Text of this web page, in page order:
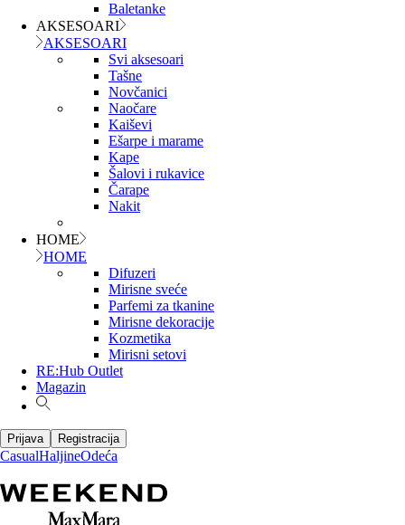
Baletanke
AKSESOARI
AKSESOARI
Svi aksesoari
Tašne
Novčanici
Naočare
Kaiševi
Ešarpe i marame
Kape
Šalovi i rukavice
Čarape
Nakit
HOME
HOME
Difuzeri
Mirisne sveće
Parfemi za tkanine
Mirisne dekoracije
Kozmetika
Mirisni setovi
RE:Hub Outlet
Magazin
Prijava Registracija
CasualHaljineOdeća